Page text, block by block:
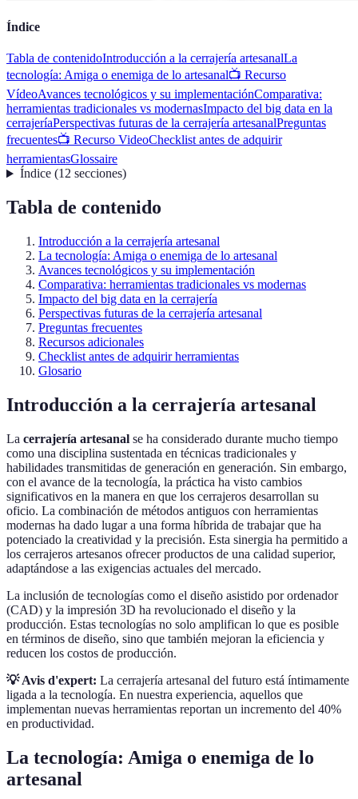
Índice
Tabla de contenidoIntroducción a la cerrajería artesanalLa
tecnología: Amiga o enemiga de lo artesanal📺 Recurso
VídeoAvances tecnológicos y su implementaciónComparativa:
herramientas tradicionales vs modernasImpacto del big data en la
cerrajeríaPerspectivas futuras de la cerrajería artesanalPreguntas
frecuentes📺 Recurso VideoChecklist antes de adquirir
herramientasGlossaire
Índice(12 secciones)
Tabla de contenido
Introducción a la cerrajería artesanal
La tecnología: Amiga o enemiga de lo artesanal
Avances tecnológicos y su implementación
Comparativa: herramientas tradicionales vs modernas
Impacto del big data en la cerrajería
Perspectivas futuras de la cerrajería artesanal
Preguntas frecuentes
Recursos adicionales
Checklist antes de adquirir herramientas
Glosario
Introducción a la cerrajería artesanal
La cerrajería artesanal se ha considerado durante mucho tiempo
como una disciplina sustentada en técnicas tradicionales y
habilidades transmitidas de generación en generación. Sin embargo,
con el avance de la tecnología, la práctica ha visto cambios
significativos en la manera en que los cerrajeros desarrollan su
oficio. La combinación de métodos antiguos con herramientas
modernas ha dado lugar a una forma híbrida de trabajar que ha
potenciado la creatividad y la precisión. Esta sinergia ha permitido a
los cerrajeros artesanos ofrecer productos de una calidad superior,
adaptándose a las exigencias actuales del mercado.
La inclusión de tecnologías como el diseño asistido por ordenador
(CAD) y la impresión 3D ha revolucionado el diseño y la
producción. Estas tecnologías no solo amplifican lo que es posible
en términos de diseño, sino que también mejoran la eficiencia y
reducen los costos de producción.
💡 Avis d'expert: La cerrajería artesanal del futuro está íntimamente
ligada a la tecnología. En nuestra experiencia, aquellos que
implementan nuevas herramientas reportan un incremento del 40%
en productividad.
La tecnología: Amiga o enemiga de lo
artesanal